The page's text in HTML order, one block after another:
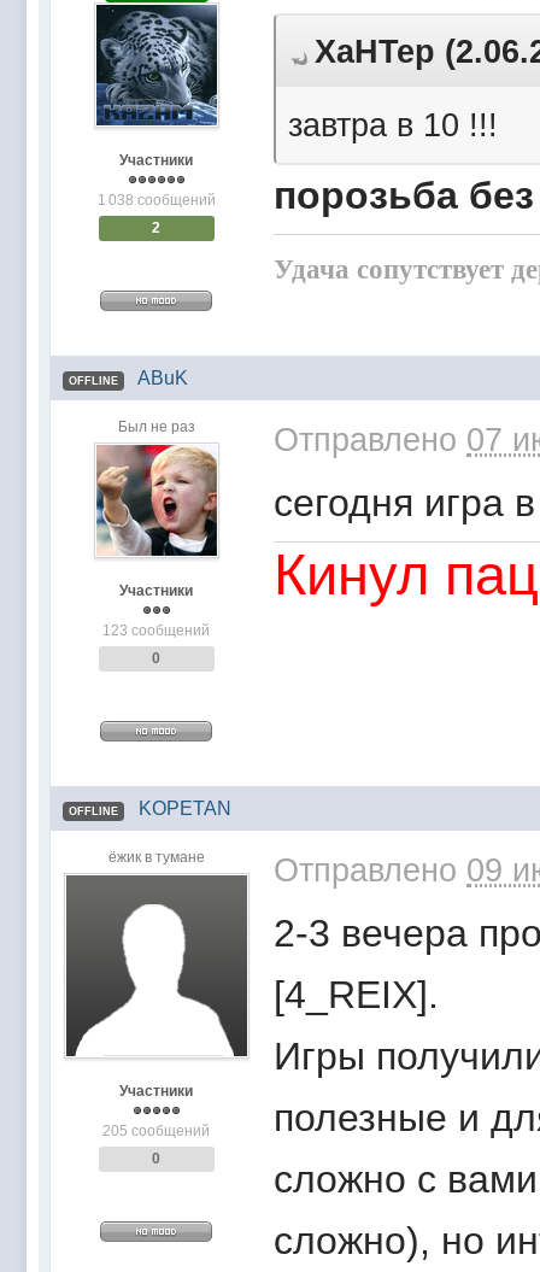
Участники
1 038 сообщений
2
XaHTep
завтра в 10 !!!
порозьба
Удача сопутствует
OFFLINE ABuK
Был не раз
Участники
123 сообщений
0
Отправлено 07
сегодня игра
Кинул
OFFLINE KOPETAN
ёжик в тумане
Участники
205 сообщений
0
Отправлено 09
2-3 вечера
[4_REIX].
Игры
полезные и
сложно с
сложно), но